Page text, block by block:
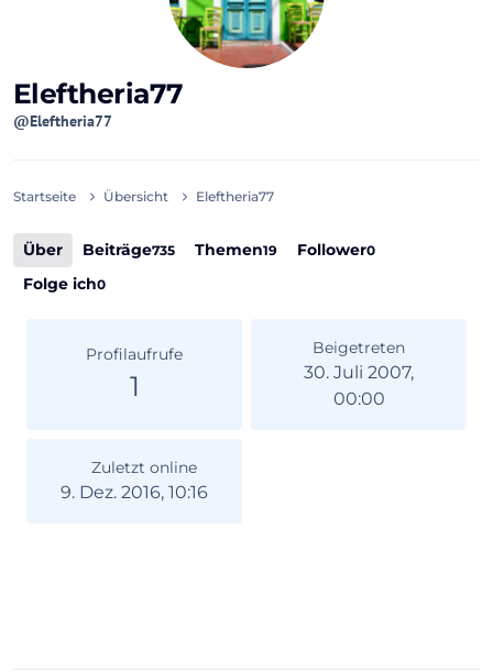
Eleftheria77
@Eleftheria77
Startseite Übersicht Eleftheria77
Über Beiträge735 Themen19 Follower0
Folge ich0
Profilaufrufe
1
Beigetreten
30. Juli 2007,
00:00
Zuletzt online
9. Dez. 2016, 10:16